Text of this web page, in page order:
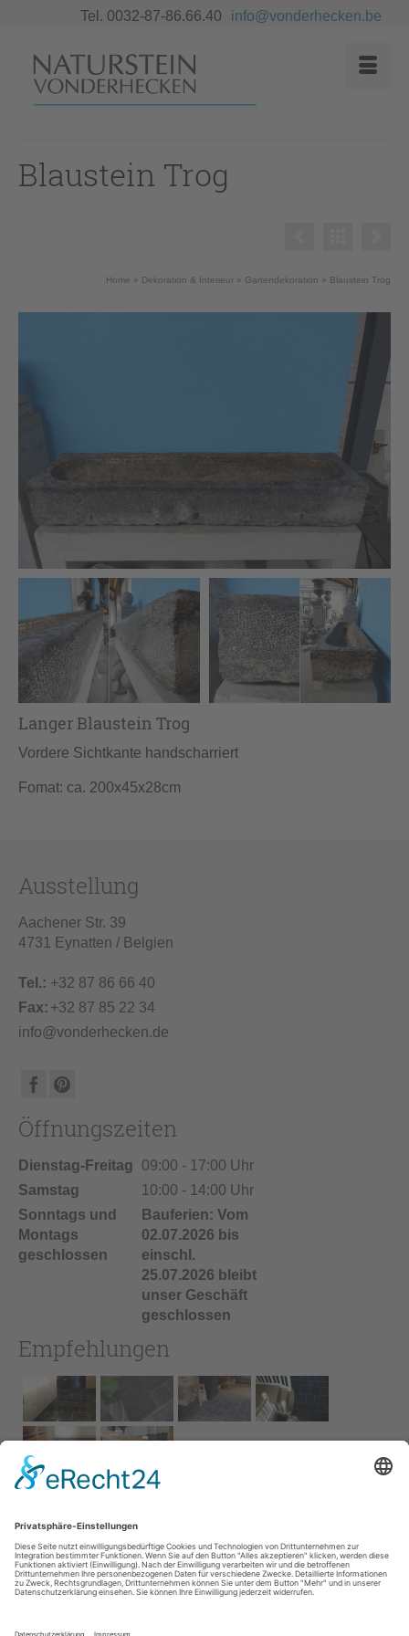
Tel. 0032-87-86.66.40 info@vonderhecken.be
Blaustein Trog
Home » Dekoration & Interieur » Gartendekoration » Blaustein Trog
Langer Blaustein Trog
Vordere Sichtkante handscharriert
Fomat: ca. 200x45x28cm
Ausstellung
Aachener Str. 39
4731 Eynatten / Belgien
Tel.: +32 87 86 66 40
Fax: +32 87 85 22 34
info@vonderhecken.de
Öffnungszeiten
Dienstag-Freitag
09:00 - 17:00 Uhr
Samstag
10:00 - 14:00 Uhr
Sonntags und
Montags
geschlossen
Bauferien: Vom
02.07.2026 bis
einschl.
25.07.2026 bleibt
unser Geschäft
geschlossen
Empfehlungen
Impressum
AGB
Service